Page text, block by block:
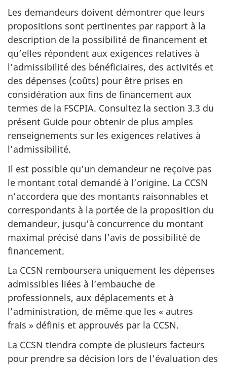
Les demandeurs doivent démontrer que leurs
propositions sont pertinentes par rapport à la
description de la possibilité de financement et
qu’elles répondent aux exigences relatives à
l’admissibilité des bénéficiaires, des activités et
des dépenses (coûts) pour être prises en
considération aux fins de financement aux
termes de la FSCPIA. Consultez la section 3.3 du
présent Guide pour obtenir de plus amples
renseignements sur les exigences relatives à
l’admissibilité.
Il est possible qu’un demandeur ne reçoive pas
le montant total demandé à l’origine. La CCSN
n’accordera que des montants raisonnables et
correspondants à la portée de la proposition du
demandeur, jusqu’à concurrence du montant
maximal précisé dans l’avis de possibilité de
financement.
La CCSN remboursera uniquement les dépenses
admissibles liées à l’embauche de
professionnels, aux déplacements et à
l’administration, de même que les « autres
frais » définis et approuvés par la CCSN.
La CCSN tiendra compte de plusieurs facteurs
pour prendre sa décision lors de l’évaluation des